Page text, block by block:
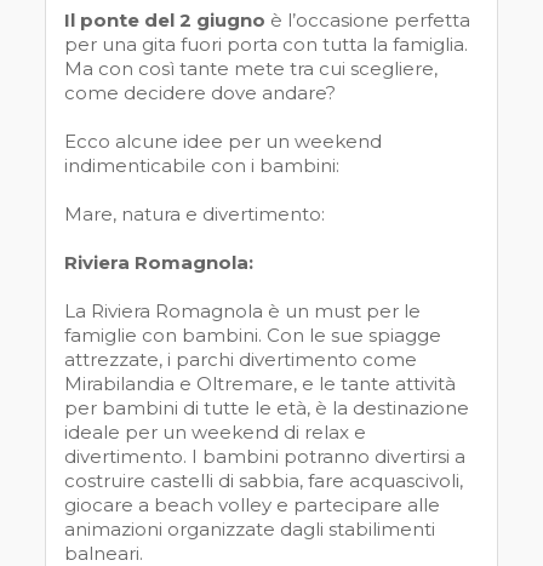
Il ponte del 2 giugno è l’occasione perfetta
per una gita fuori porta con tutta la famiglia.
Ma con così tante mete tra cui scegliere,
come decidere dove andare?
Ecco alcune idee per un weekend
indimenticabile con i bambini:
Mare, natura e divertimento:
Riviera Romagnola:
La Riviera Romagnola è un must per le
famiglie con bambini. Con le sue spiagge
attrezzate, i parchi divertimento come
Mirabilandia e Oltremare, e le tante attività
per bambini di tutte le età, è la destinazione
ideale per un weekend di relax e
divertimento. I bambini potranno divertirsi a
costruire castelli di sabbia, fare acquascivoli,
giocare a beach volley e partecipare alle
animazioni organizzate dagli stabilimenti
balneari.